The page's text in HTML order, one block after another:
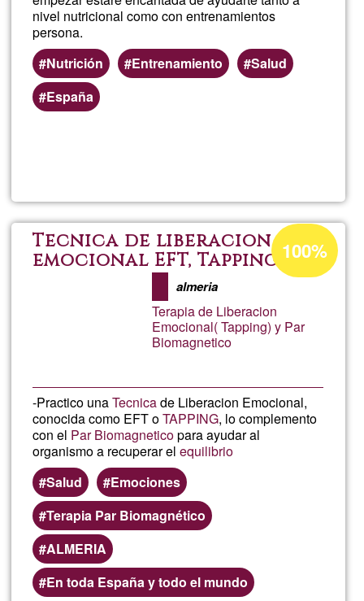
nivel nutricional como con entrenamientos
persona.
Nutrición
Entrenamiento
Salud
España
Tecnica de liberacion
emocional EFT, Tapping y
Biomagnetismoalmeria
Terapia de Liberacion
Emocional( Tapping) y Par
Biomagnetico
-Practico unaTecnicade Liberacion Emocional,
conocida como EFT oTAPPING, lo complemento
con el Par Biomagneticopara ayudar al
organismo a recuperar elequilibrio
Salud
Emociones
Terapia Par Biomagnético
ALMERIA
En toda España y todo el mundo
Acceptance
percentage
100%